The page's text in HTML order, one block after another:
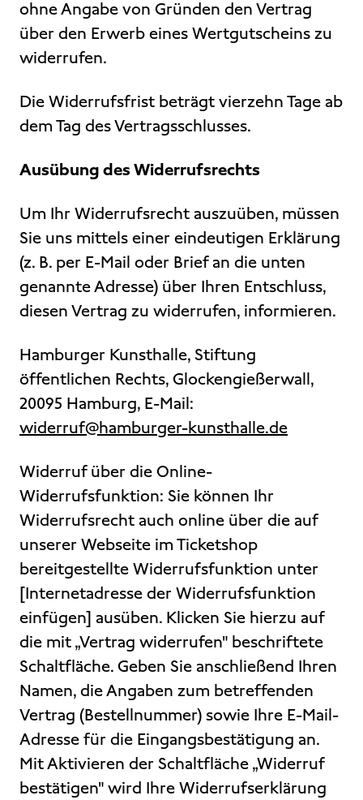
ohne Angabe von Gründen den Vertrag
über den Erwerb eines Wertgutscheins zu
widerrufen.
Die Widerrufsfrist beträgt vierzehn Tage ab
dem Tag des Vertragsschlusses.
Ausübung des Widerrufsrechts
Um Ihr Widerrufsrecht auszuüben, müssen
Sie uns mittels einer eindeutigen Erklärung
(z. B. per E-Mail oder Brief an die unten
genannte Adresse) über Ihren Entschluss,
diesen Vertrag zu widerrufen, informieren.
Hamburger Kunsthalle, Stiftung
öffentlichen Rechts, Glockengießerwall,
20095 Hamburg, E-Mail:
widerruf@hamburger-kunsthalle.de
Widerruf über die Online-
Widerrufsfunktion: Sie können Ihr
Widerrufsrecht auch online über die auf
unserer Webseite im Ticketshop
bereitgestellte Widerrufsfunktion unter
[Internetadresse der Widerrufsfunktion
einfügen] ausüben. Klicken Sie hierzu auf
die mit „Vertrag widerrufen" beschriftete
Schaltfläche. Geben Sie anschließend Ihren
Namen, die Angaben zum betreffenden
Vertrag (Bestellnummer) sowie Ihre E-Mail-
Adresse für die Eingangsbestätigung an.
Mit Aktivieren der Schaltfläche „Widerruf
bestätigen" wird Ihre Widerrufserklärung